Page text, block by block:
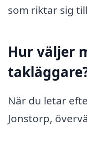
som riktar sig
Hur väljer
När du letar
Jonstorp,